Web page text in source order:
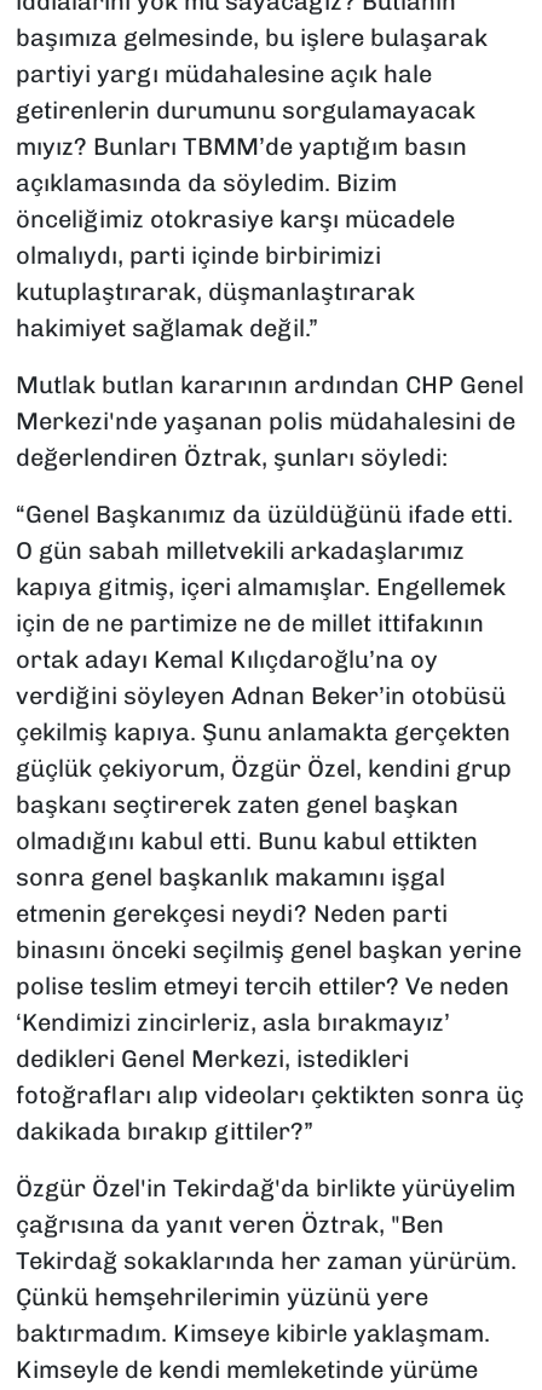
başımıza gelmesinde, bu işlere bulaşarak
partiyi yargı müdahalesine açık hale
getirenlerin durumunu sorgulamayacak
mıyız? Bunları TBMM’de yaptığım basın
açıklamasında da söyledim. Bizim
önceliğimiz otokrasiye karşı mücadele
olmalıydı, parti içinde birbirimizi
kutuplaştırarak, düşmanlaştırarak
hakimiyet sağlamak değil.”
Mutlak butlan kararının ardından CHP Genel
Merkezi'nde yaşanan polis müdahalesini de
değerlendiren Öztrak, şunları söyledi:
“Genel Başkanımız da üzüldüğünü ifade etti.
O gün sabah milletvekili arkadaşlarımız
kapıya gitmiş, içeri almamışlar. Engellemek
için de ne partimize ne de millet ittifakının
ortak adayı Kemal Kılıçdaroğlu’na oy
verdiğini söyleyen Adnan Beker’in otobüsü
çekilmiş kapıya. Şunu anlamakta gerçekten
güçlük çekiyorum, Özgür Özel, kendini grup
başkanı seçtirerek zaten genel başkan
olmadığını kabul etti. Bunu kabul ettikten
sonra genel başkanlık makamını işgal
etmenin gerekçesi neydi? Neden parti
binasını önceki seçilmiş genel başkan yerine
polise teslim etmeyi tercih ettiler? Ve neden
‘Kendimizi zincirleriz, asla bırakmayız’
dedikleri Genel Merkezi, istedikleri
fotoğrafları alıp videoları çektikten sonra üç
dakikada bırakıp gittiler?”
Özgür Özel'in Tekirdağ'da birlikte yürüyelim
çağrısına da yanıt veren Öztrak, "Ben
Tekirdağ sokaklarında her zaman yürürüm.
Çünkü hemşehrilerimin yüzünü yere
baktırmadım. Kimseye kibirle yaklaşmam.
Kimseyle de kendi memleketinde yürüme